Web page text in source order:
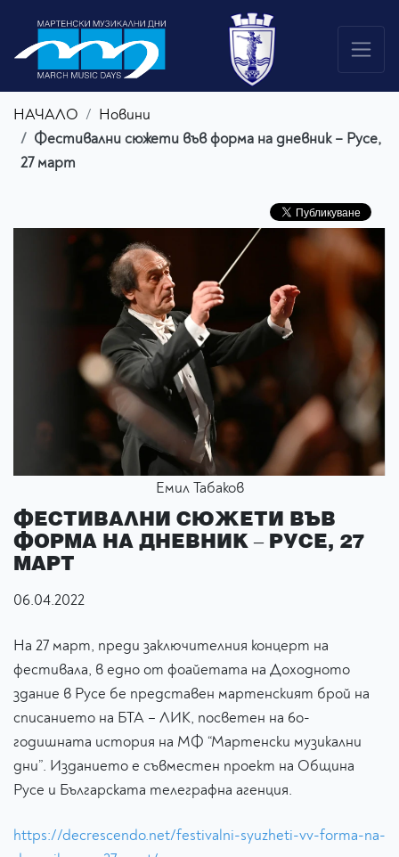
НАЧАЛО
Новини
Фестивални сюжети във форма на дневник – Русе,
27 март
Емил Табаков
ФЕСТИВАЛНИ СЮЖЕТИ ВЪВ
ФОРМА НА ДНЕВНИК – РУСЕ, 27
МАРТ
06.04.2022
На 27 март, преди заключителния концерт на
фестивала, в едно от фоайетата на Доходното
здание в Русе бе представен мартенският брой на
списанието на БТА – ЛИК, посветен на 6о-
годишната история на МФ “Мартенски музикални
дни”. Изданието е съвместен проект на Община
Русе и Българската телеграфна агенция.
https://decrescendo.net/festivalni-syuzheti-vv-forma-na-